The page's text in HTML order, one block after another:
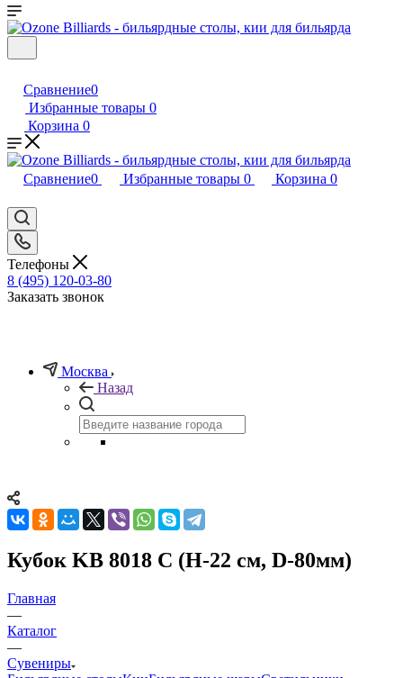
Сравнение0
Избранные товары 0
Корзина 0
Сравнение0 Избранные товары 0 Корзина 0
Телефоны
8 (495) 120-03-80
Заказать звонок
Москва
Назад
Кубок KB 8018 C (H-22 см, D-80мм)
Главная
—
Каталог
—
Сувениры